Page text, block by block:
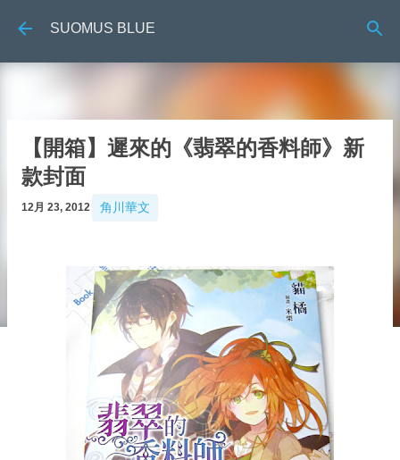
SUOMUS BLUE
【開箱】遲來的《翡翠的香料師》新
款封面
12月 23, 2012 角川華文